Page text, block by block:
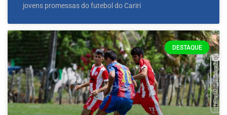
jovens promessas do futebol do Cariri
DESTAQUE